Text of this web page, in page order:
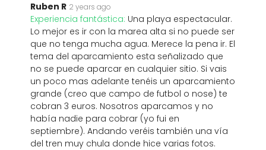
Ruben R 2 years ago
Experiencia fantástica: Una playa espectacular.
Lo mejor es ir con la marea alta si no puede ser
que no tenga mucha agua. Merece la pena ir. El
tema del aparcamiento esta señalizado que
no se puede aparcar en cualquier sitio. Si vais
un poco mas adelante tenéis un aparcamiento
grande (creo que campo de futbol o nose) te
cobran 3 euros. Nosotros aparcamos y no
había nadie para cobrar (yo fui en
septiembre). Andando veréis también una vía
del tren muy chula donde hice varias fotos.